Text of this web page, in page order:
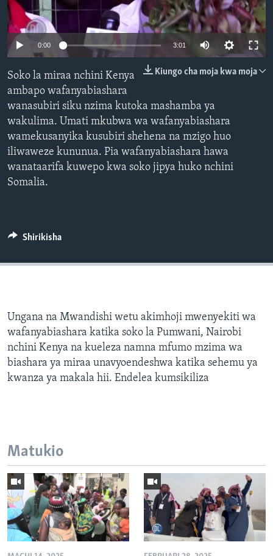
0:00 3:01
Kiungo cha moja kwa moja
Soko la miraa nchini Kenya
ambapo wafanyabiashara
wanasubiri siku nzima kutoka mashamba ya
wakulima. Umati mkubwa wa wafanyabiashara
wamekusanyika kusubiri shehena na mzigo huo
iliwaweze kununua. Pia wafanyabiashara hawa
wanataarifa kuwepo kwa soko jipya huko nchini
Somalia.
Shirikisha
Ungana na Mwandishi wetu akimhoji mwenyekiti wa
wafanyabiashara katika soko la Pumwani, Nairobi
nchini Kenya na kueleza namna mfumo mzima wa
biashara ya miraa unavyoendeshwa katika sehemu ya
kwanza ya makala hii. Endelea kumsikiliza
Matukio